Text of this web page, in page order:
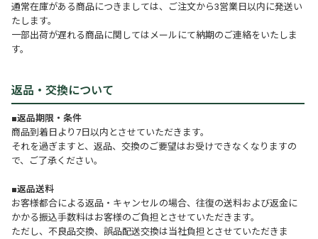
通常在庫がある商品につきましては、ご注文から3営業日以内に発送い
たします。
一部出荷が遅れる商品に関してはメールにて納期のご連絡をいたしま
す。
返品・交換について
■返品期限・条件
商品到着日より7日以内とさせていただきます。
それを過ぎますと、返品、交換のご要望はお受けできなくなりますの
で、ご了承ください。
■返品送料
お客様都合による返品・キャンセルの場合、往復の送料および返金に
かかる振込手数料はお客様のご負担とさせていただきます。
ただし、不良品交換、誤品配送交換は当社負担とさせていただきま